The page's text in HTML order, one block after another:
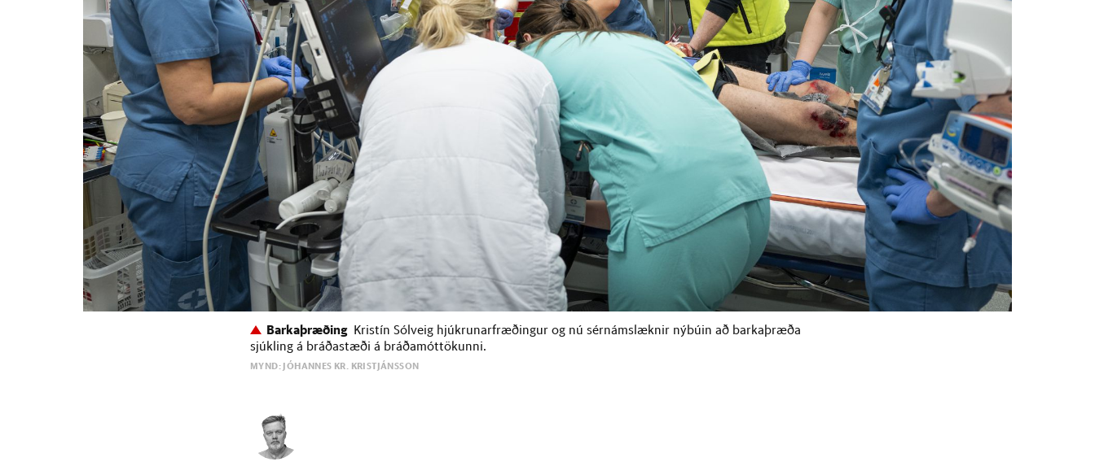
Barkaþræðing Kristín Sólveig hjúkrunarfræðingur og nú sérnámslæknir nýbúin að barkaþræða
sjúkling á bráðastæði á bráðamóttökunni.
MYND: JÓHANNES KR. KRISTJÁNSSON